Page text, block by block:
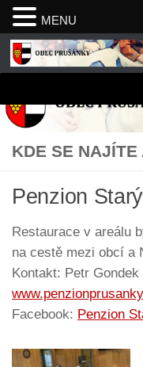
Skip to content
KDE SE NAJÍTE
Penzion
Restaurace v areálu
na cestě mezi obcí a
Kontakt: Petr
Facebook: Penzion
MENU